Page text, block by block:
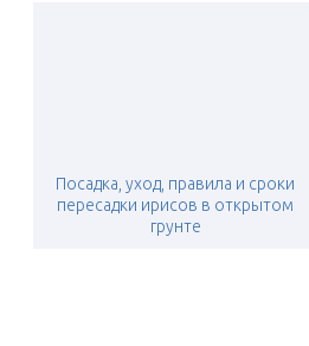
Посадка, уход, правила и сроки
пересадки ирисов в открытом
грунте